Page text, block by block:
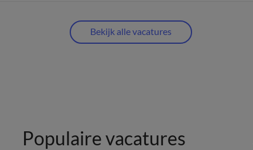
Bekijk alle vacatures
Populaire vacatures